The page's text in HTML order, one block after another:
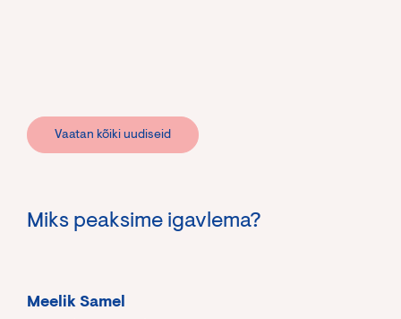
Vaatan kõiki uudiseid
Miks peaksime igavlema?
Meelik Samel